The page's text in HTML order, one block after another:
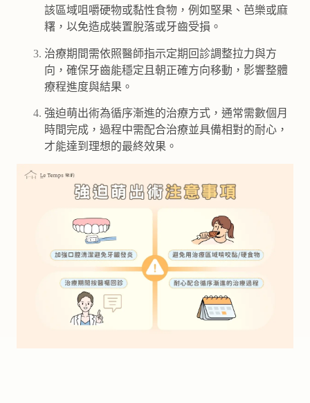
該區域咀嚼硬物或黏性食物，例如堅果、芭樂或麻
糬，以免造成裝置脫落或牙齒受損。
治療期間需依照醫師指示定期回診調整拉力與方
向，確保牙齒能穩定且朝正確方向移動，影響整體
療程進度與結果。
強迫萌出術為循序漸進的治療方式，通常需數個月
時間完成，過程中需配合治療並具備相對的耐心，
才能達到理想的最終效果。